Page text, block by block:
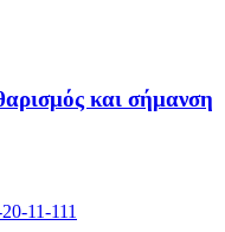
και σήμανση